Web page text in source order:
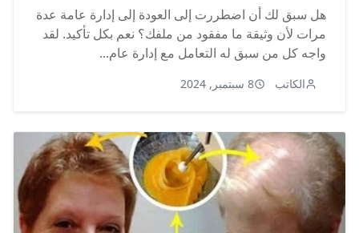
هل سبق لك أن اضطررت إلى العودة إلى إدارة عامة عدة
مرات لأن وثيقة ما مفقود من ملفك؟ نعم بكل تأكيد. لقد
واجه كل من سبق له التعامل مع إدارة عام...
الكاتب 8 سبتمبر, 2024